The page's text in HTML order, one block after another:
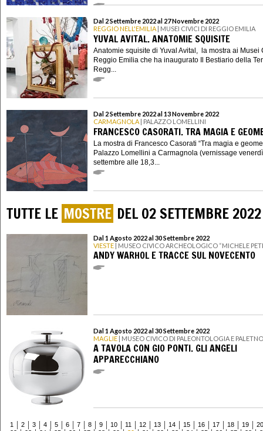
Dal 2 Settembre 2022 al 27 Novembre 2022
REGGIO NELL'EMILIA | MUSEI CIVICI DI REGGIO EMILIA
YUVAL AVITAL. ANATOMIE SQUISITE
Anatomie squisite di Yuval Avital, la mostra ai Musei
Reggio Emilia che ha inaugurato Il Bestiario della
Regg...
Dal 2 Settembre 2022 al 13 Novembre 2022
CARMAGNOLA | PALAZZO LOMELLINI
FRANCESCO CASORATI. TRA MAGIA E
La mostra di Francesco Casorati “Tra magia e
Palazzo Lomellini a Carmagnola (vernissage
settembre alle 18,3...
TUTTE LE MOSTRE DEL 02 SETTEMBRE 2022
Dal 1 Agosto 2022 al 30 Settembre 2022
VIESTE | MUSEO CIVICO ARCHEOLOGICO “MICHELE
ANDY WARHOL E TRACCE SUL NOVECENTO
Dal 1 Agosto 2022 al 30 Settembre 2022
MAGLIE | MUSEO CIVICO DI PALEONTOLOGIA E
A TAVOLA CON GIO PONTI. GLI ANGELI
APPARECCHIANO
1 2 3 4 5 6 7 8 9 10 11 12 13 14 15 16 17 18 19
20